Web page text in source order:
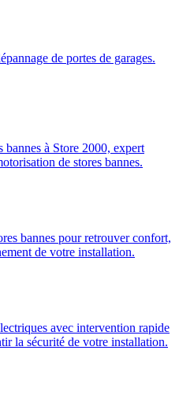
de portes de garages.
à Store 2000, expert
de stores bannes.
bannes pour retrouver confort,
de votre installation.
avec intervention rapide
la sécurité de votre installation.